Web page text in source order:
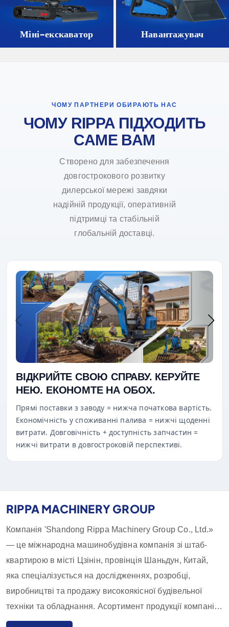
Міні-екскаватор Навантажувач
ЧОМУ ПАРТНЕРИ ОБИРАЮТЬ НАС
ЧОМУ RIPPA ПІДХОДИТЬ
САМЕ ВАМ
Створено для забезпечення
довгострокового розвитку
дилерської мережі завдяки
надійній продукції, оперативній
підтримці та стабільній
глобальній доставці.
ВІДКРИЙТЕ СВОЮ СПРАВУ. КЕРУЙТЕ
НЕЮ. ЕКОНОМТЕ НА ОБОХ.
Прямі поставки з заводу = нижча початкова вартість.
Економічність у споживанні палива = нижчі щоденні
витрати. Довговічність + доступність запчастин =
нижчі витрати в довгостроковій перспективі.
RIPPA MACHINERY GROUP
Компанія 'Shandong Rippa Machinery Group Co., Ltd.»
— це міжнародна машинобудівна компанія зі штаб-
квартирою в місті Цзінін, провінція Шаньдун, Китай,
яка спеціалізується на дослідженнях, розробці,
виробництві та продажу високоякісної будівельної
техніки та обладнання. Асортимент продукції компанії
включає екскаватори, навантажувачі, навантажувачі-